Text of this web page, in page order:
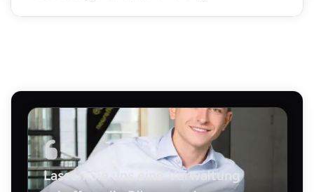
Lassen Sie uns eine Verwaltung